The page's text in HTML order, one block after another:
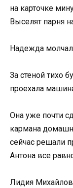
на карточке
Выселят парня
Надежда
За стеной тихо
проехала
Она уже почти
кармана
сейчас решали
Антона все
Лидия